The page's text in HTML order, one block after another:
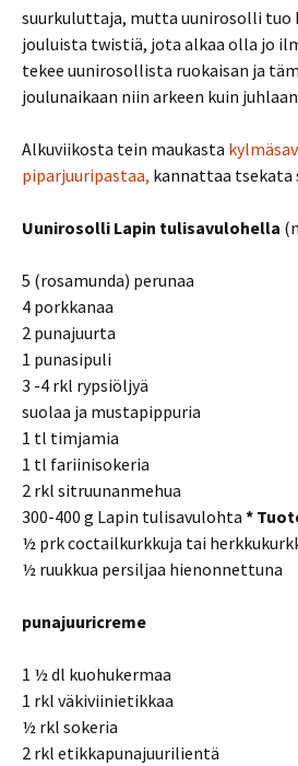
suurkuluttaja, mutta uunirosolli tuo
jouluista twistiä, jota alkaa olla jo
tekee uunirosollista ruokaisan ja
joulunaikaan niin arkeen kuin
Alkuviikosta tein maukasta
piparjuuripastaa, kannattaa tsekata
Uunirosolli Lapin tulisavulohella
5 (rosamunda) perunaa
4 porkkanaa
2 punajuurta
1 punasipuli
3 -4 rkl rypsiöljyä
suolaa ja mustapippuria
1 tl timjamia
1 tl fariinisokeria
2 rkl sitruunanmehua
300-400 g Lapin tulisavulohta *
½ prk coctailkurkkuja tai
½ ruukkua persiljaa hienonnettuna
punajuuricreme
1 ½ dl kuohukermaa
1 rkl väkiviinietikkaa
½ rkl sokeria
2 rkl etikkapunajuurilientä